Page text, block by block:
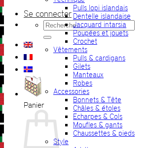
Se connecter
Recherche
pour :
Panier
Pulls lopi islandais
Dentelle islandaise
Jacquard intarsia
Poupées et jouets
Crochet
Vêtements
Pulls & cardigans
Gilets
Manteaux
Robes
Accessories
Bonnets & Tête
Châles & étoles
Echarpes & Cols
Moufles & gants
Chaussettes & pieds
Style